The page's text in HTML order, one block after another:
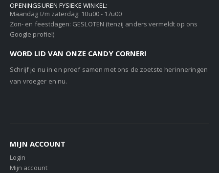
OPENINGSUREN FYSIEKE WINKEL:
Maandag t/m zaterdag: 10u00 - 17u00
Zon- en feestdagen: GESLOTEN (tenzij anders vermeldt op ons
Google profiel)
WORD LID VAN ONZE CANDY CORNER!
Schrijf je nu in en proef samen met ons de zoetste herinneringen
van vroeger en nu.
MIJN ACCOUNT
Login
Mijn account